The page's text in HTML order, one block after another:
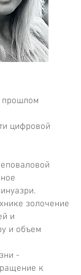
цифровой
золочение
и
и объем
-
к